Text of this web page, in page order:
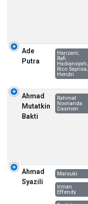
Ade
Putra
Hanzani;
Rafi
Hadiansyah;
Rico Saprisa;
Hendri
Ahmad
Mutatkin
Bakti
Rahmat
Novrianda
Dasmen
Ahmad
Syazili
Marsuki
Irman
Effendy